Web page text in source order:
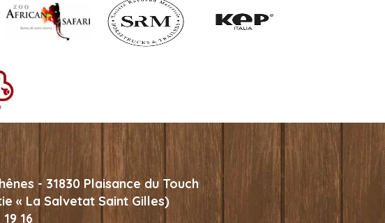
- 31830 Plaisance du Touch
« La Salvetat Saint Gilles)
19 16